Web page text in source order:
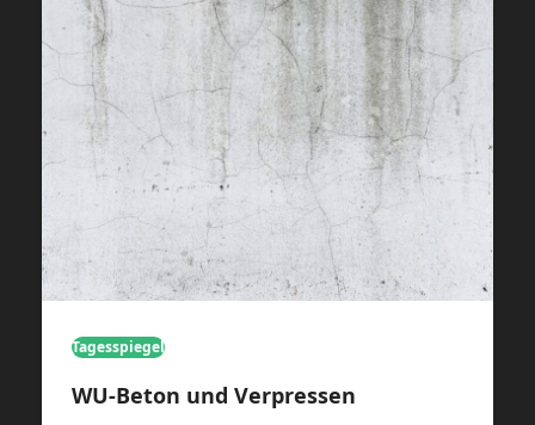
Tagesspiegel
WU-Beton und Verpressen